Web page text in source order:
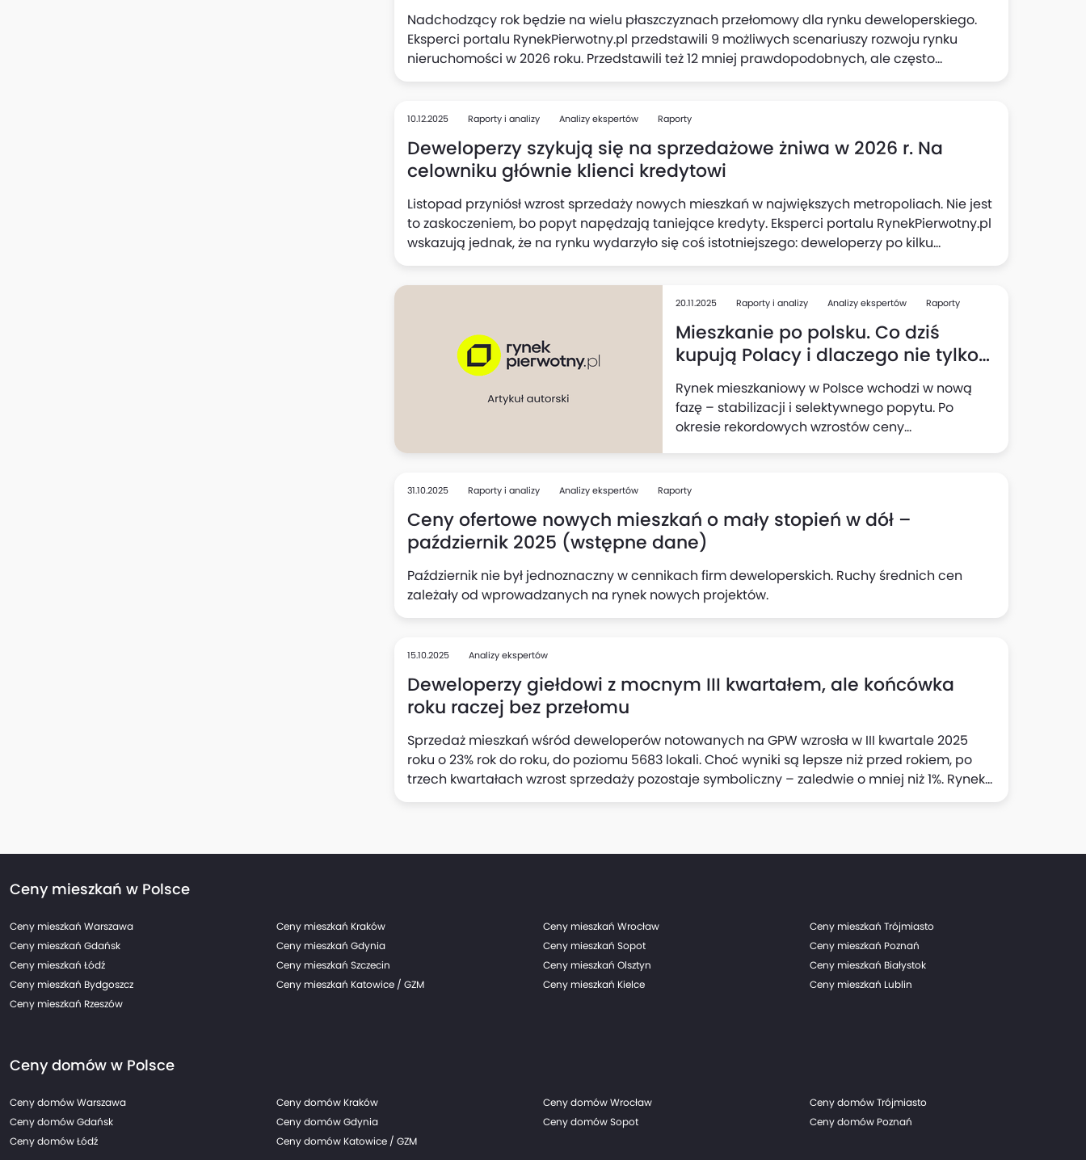
Nadchodzący rok będzie na wielu płaszczyznach przełomowy dla rynku deweloperskiego.
Eksperci portalu RynekPierwotny.pl przedstawili 9 możliwych scenariuszy rozwoju rynku
nieruchomości w 2026 roku. Przedstawili też 12 mniej prawdopodobnych, ale często
szokujących prognoz dla rynku nowych mieszkań, dla rynku wtórnego i rynku najmu.
10.12.2025 Raporty i analizy Analizy ekspertów Raporty
Deweloperzy szykują się na sprzedażowe żniwa w 2026 r. Na
celowniku głównie klienci kredytowi
Listopad przyniósł wzrost sprzedaży nowych mieszkań w największych metropoliach. Nie jest
to zaskoczeniem, bo popyt napędzają taniejące kredyty. Eksperci portalu RynekPierwotny.pl
wskazują jednak, że na rynku wydarzyło się coś istotniejszego: deweloperzy po kilku
miesiącach ostrożności znów zwiększyli aktywność inwestycyjną. Co ciekawe, lokalne rynki
zasilili przede wszystkim mieszkaniami tańszymi od średniej w aktualnej ofercie.
20.11.2025 Raporty i analizy Analizy ekspertów Raporty
Mieszkanie po polsku. Co dziś
kupują Polacy i dlaczego nie tylko
cena ma znaczenie
Rynek mieszkaniowy w Polsce wchodzi w nową
fazę – stabilizacji i selektywnego popytu. Po
okresie rekordowych wzrostów ceny
bardziej wymagający. Coraz częściej pytają nie
energooszczędność, komunikację i zielone
otoczenie.
31.10.2025 Raporty i analizy Analizy ekspertów Raporty
Ceny ofertowe nowych mieszkań o mały stopień w dół –
październik 2025 (wstępne dane)
Październik nie był jednoznaczny w cennikach firm deweloperskich. Ruchy średnich cen
zależały od wprowadzanych na rynek nowych projektów.
15.10.2025 Analizy ekspertów
Deweloperzy giełdowi z mocnym III kwartałem, ale końcówka
roku raczej bez przełomu
Sprzedaż mieszkań wśród deweloperów notowanych na GPW wzrosła w III kwartale 2025
roku o 23% rok do roku, do poziomu 5683 lokali. Choć wyniki są lepsze niż przed rokiem, po
trzech kwartałach wzrost sprzedaży pozostaje symboliczny – zaledwie o mniej niż 1%. Rynek
stabilizuje się po okresie spowolnienia, ale o nowym boomie na mieszkania na razie trudno
Ceny mieszkań w Polsce
Ceny mieszkań Warszawa Ceny mieszkań Kraków Ceny mieszkań Wrocław
Ceny mieszkań Trójmiasto
Ceny mieszkań Gdańsk
Ceny mieszkań Gdynia Ceny mieszkań Sopot
Ceny mieszkań Poznań
Ceny mieszkań Łódź
Ceny mieszkań Szczecin Ceny mieszkań Olsztyn
Ceny mieszkań Białystok
Ceny mieszkań Bydgoszcz
Ceny mieszkań Katowice / GZM Ceny mieszkań Kielce
Ceny mieszkań Lublin
Ceny mieszkań Rzeszów
Ceny domów w Polsce
Ceny domów Warszawa Ceny domów Kraków Ceny domów Wrocław
Ceny domów Trójmiasto
Ceny domów Gdańsk
Ceny domów Gdynia Ceny domów Sopot
Ceny domów Poznań
Ceny domów Łódź
Ceny domów Katowice / GZM